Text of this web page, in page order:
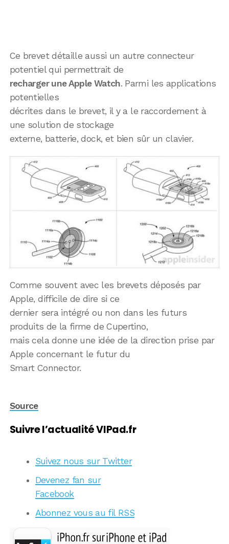
Ce brevet détaille aussi un autre connecteur
potentiel qui permettrait de
recharger une Apple Watch. Parmi les applications
potentielles
décrites dans le brevet, il y a le raccordement à
une solution de stockage
externe, batterie, dock, et bien sûr un clavier.
Comme souvent avec les brevets déposés par
Apple, difficile de dire si ce
dernier sera intégré ou non dans les futurs
produits de la firme de Cupertino,
mais cela donne une idée de la direction prise par
Apple concernant le futur du
Smart Connector.
Source
Suivre l’actualité VIPad.fr
Suivez nous sur Twitter
Devenez fan sur
Facebook
Abonnez vous au fil RSS